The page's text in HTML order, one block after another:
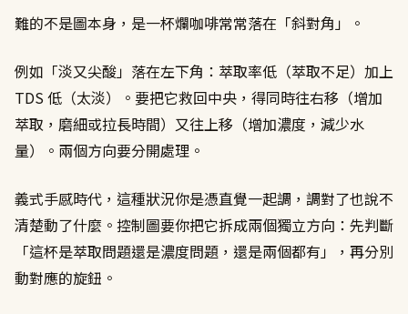
難的不是圖本身，是一杯爛咖啡常常落在「斜對角」。
例如「淡又尖酸」落在左下角：萃取率低（萃取不足）加上
TDS 低（太淡）。要把它救回中央，得同時往右移（增加
萃取，磨細或拉長時間）又往上移（增加濃度，減少水
量）。兩個方向要分開處理。
義式手感時代，這種狀況你是憑直覺一起調，調對了也說不
清楚動了什麼。控制圖要你把它拆成兩個獨立方向：先判斷
「這杯是萃取問題還是濃度問題，還是兩個都有」，再分別
動對應的旋鈕。